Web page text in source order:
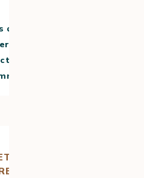
d’extraction ».
façons par lesquelles
avec la mouture de café
MOUTURE, QUELLE
?